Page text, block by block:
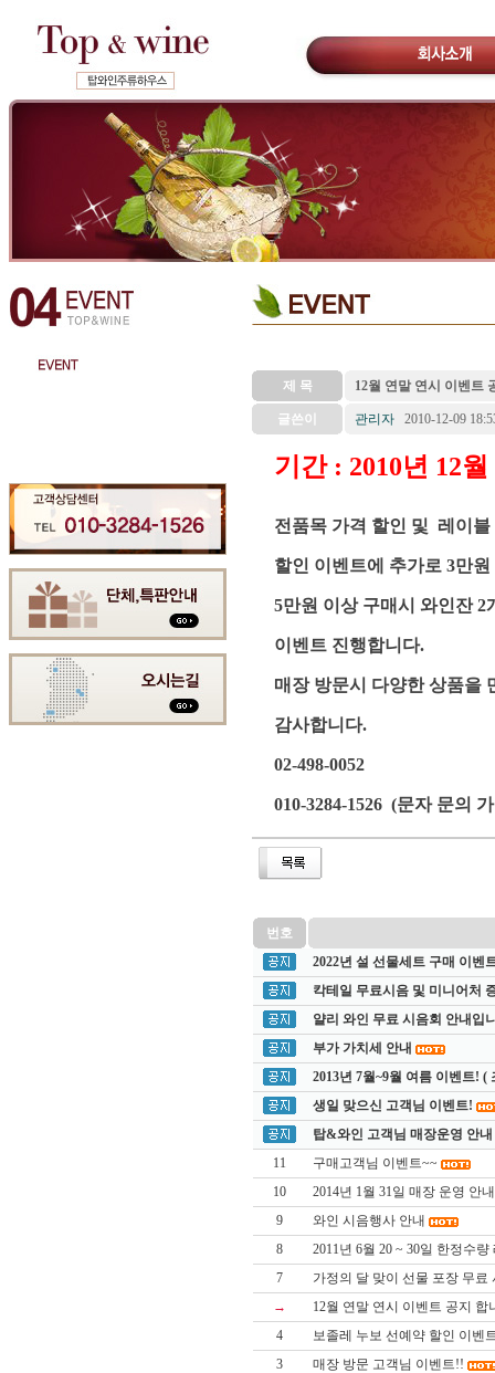
제 목 12월 연말 연시 이벤트
글쓴이 관리자 2010-12-09
기간 : 2010년 12월
전품목 가격 할인 및 레이
할인 이벤트에 추가로 3만
5만원 이상 구매시 와인잔 2
이벤트 진행합니다.
매장 방문시 다양한 상품을
감사합니다.
02-498-0052
010-3284-1526 (문자 문의
번호
2022년 설 선물세트 구매 이벤
칵테일 무료시음 및 미니어처
얄리 와인 무료 시음회 안내입
부가 가치세 안내
2013년 7월~9월 여름 이벤트! (
생일 맞으신 고객님 이벤트!
탑&와인 고객님 매장운영 안내
11
구매고객님 이벤트~~
10
2014년 1월 31일 매장 운영 안내
9
와인 시음행사 안내
8
2011년 6월 20 ~ 30일 한정수
7
가정의 달 맞이 선물 포장 무료
→
12월 연말 연시 이벤트 공지 합
4
보졸레 누보 선예약 할인 이벤
3
매장 방문 고객님 이벤트!!